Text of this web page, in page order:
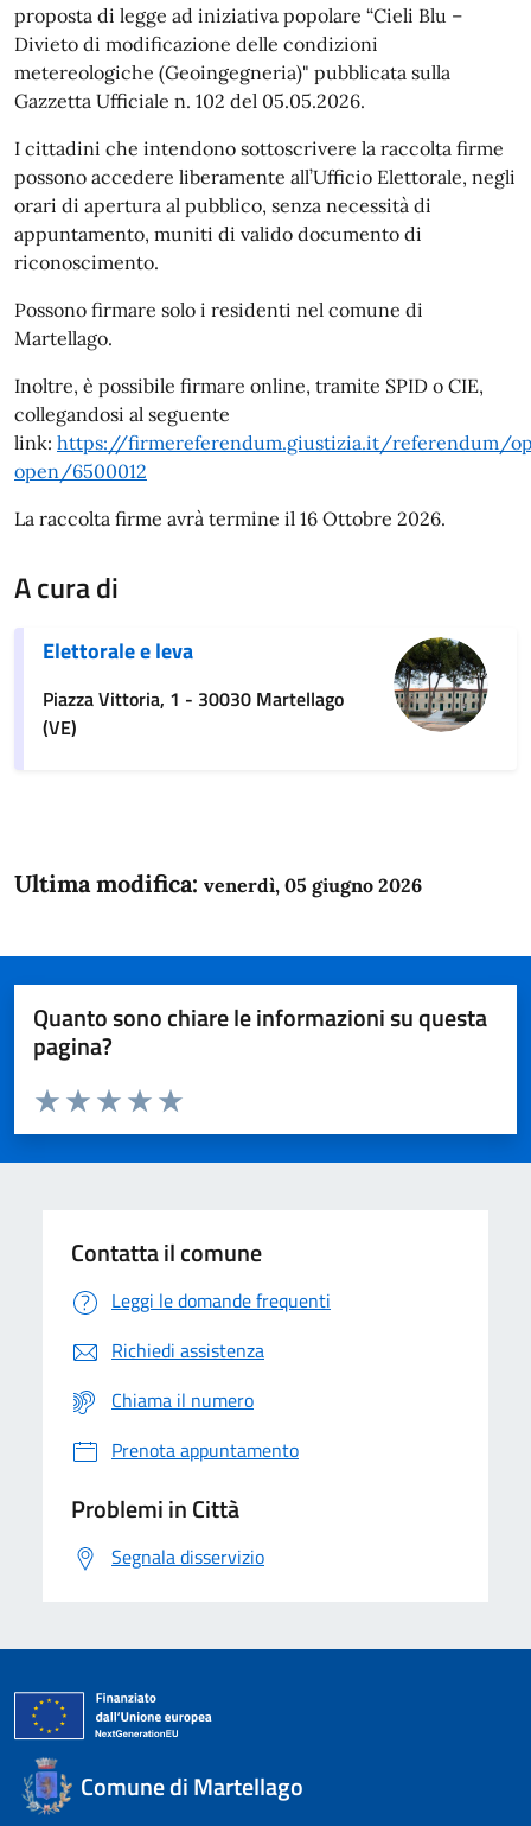
proposta di legge ad iniziativa popolare “Cieli Blu –
Divieto di modificazione delle condizioni
metereologiche (Geoingegneria)" pubblicata sulla
Gazzetta Ufficiale n. 102 del 05.05.2026.
I cittadini che intendono sottoscrivere la raccolta firme
possono accedere liberamente all’Ufficio Elettorale, negli
orari di apertura al pubblico, senza necessità di
appuntamento, muniti di valido documento di
riconoscimento.
Possono firmare solo i residenti nel comune di
Martellago.
Inoltre, è possibile firmare online, tramite SPID o CIE,
collegandosi al seguente
link: https://firmereferendum.giustizia.it/referendum/
open/6500012
La raccolta firme avrà termine il 16 Ottobre 2026.
A cura di
Elettorale e leva
Piazza Vittoria, 1 - 30030 Martellago
(VE)
Ultima modifica: venerdì, 05 giugno 2026
Quanto sono chiare le informazioni su questa
pagina?
Domanda
Valuta da 1 a 5 stelle la pagina
Valuta 5 stelle su 5
Valuta 4 stelle su 5
Valuta 3 stelle su 5
Valuta 2 stelle su 5
Valuta 1 stelle su 5
Contatta il comune
Leggi le domande frequenti
Richiedi assistenza
Chiama il numero
Prenota appuntamento
Problemi in Città
Segnala disservizio
Comune di Martellago